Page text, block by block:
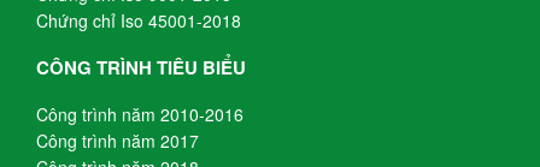
Chứng chỉ Iso 45001-2018
CÔNG TRÌNH TIÊU BIỂU
Công trình năm 2010-2016
Công trình năm 2017